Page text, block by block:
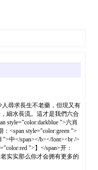
尋求長生不老藥，但現又有
細水長流。這才是我們六合
">六肖
<span style="color:green ">
">中</span></b></font><br />
">】</span>开：
实实那么你才会拥有更多的